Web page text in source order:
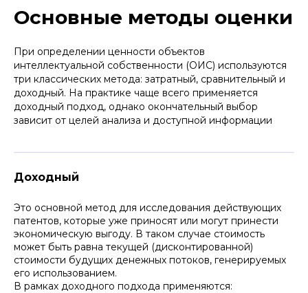
Основные методы оценки
При определении ценности объектов
интеллектуальной собственности (ОИС) используются
три классических метода: затратный, сравнительный и
доходный. На практике чаще всего применяется
доходный подход, однако окончательный выбор
зависит от целей анализа и доступной информации
Доходный
Это основной метод для исследования действующих
патентов, которые уже приносят или могут принести
экономическую выгоду. В таком случае стоимость
может быть равна текущей (дисконтированной)
стоимости будущих денежных потоков, генерируемых
его использованием.
В рамках доходного подхода применяются:
АФОНИН АЛЕКСАНДР
ЛЕОНИДОВИЧ